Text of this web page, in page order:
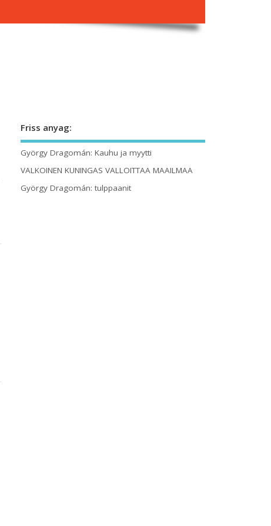
Friss anyag:
György Dragomán: Kauhu ja myytti
VALKOINEN KUNINGAS VALLOITTAA MAAILMAA
György Dragomán: tulppaanit